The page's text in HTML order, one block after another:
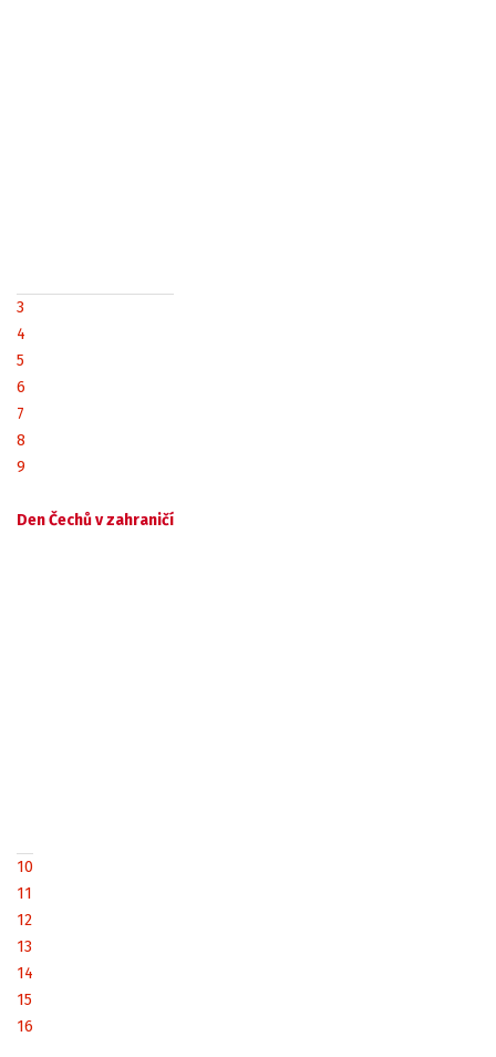
3
4
5
6
7
8
9
Den Čechů v zahraničí
10
11
12
13
14
15
16